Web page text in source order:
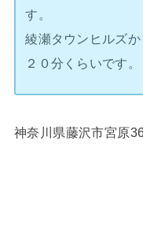
す。
綾瀬タウンヒルズ
２０分くらいです。
神奈川県藤沢市宮原